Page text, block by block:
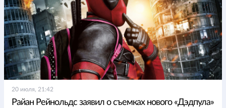
20 июля, 21:42
Райан Рейнольдс заявил о съемках нового «Дэдпула»